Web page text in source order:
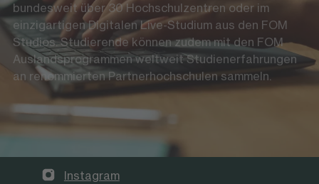
bundesweit über 30 Hochschulzentren oder im
einzigartigen Digitalen Live-Studium aus den FOM
Studios. Studierende können zudem mit den FOM
Auslandsprogrammen weltweit Studienerfahrungen
an renommierten Partnerhochschulen sammeln.
Die FOM auf Social Media
Instagram